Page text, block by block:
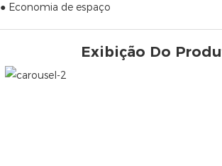
● Economia de espaço
Exibição Do